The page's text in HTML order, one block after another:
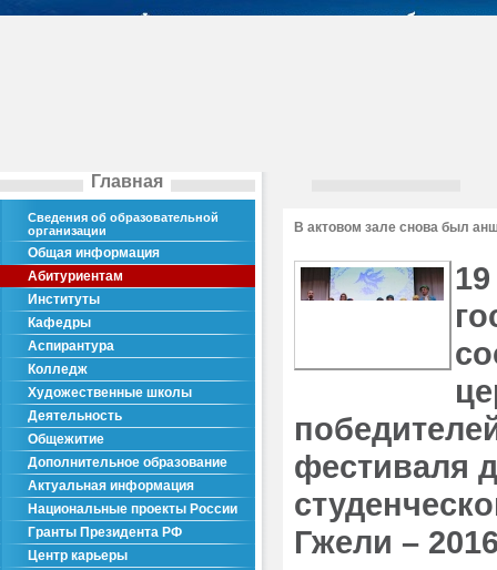
Главная
Сведения об образовательной
организации
Общая информация
Абитуриентам
Институты
Кафедры
Аспирантура
Колледж
Художественные школы
Деятельность
Общежитие
Дополнительное образование
Актуальная информация
Национальные проекты России
Гранты Президента РФ
Центр карьеры
В актовом зале снова был
фестиваля
Гжели –